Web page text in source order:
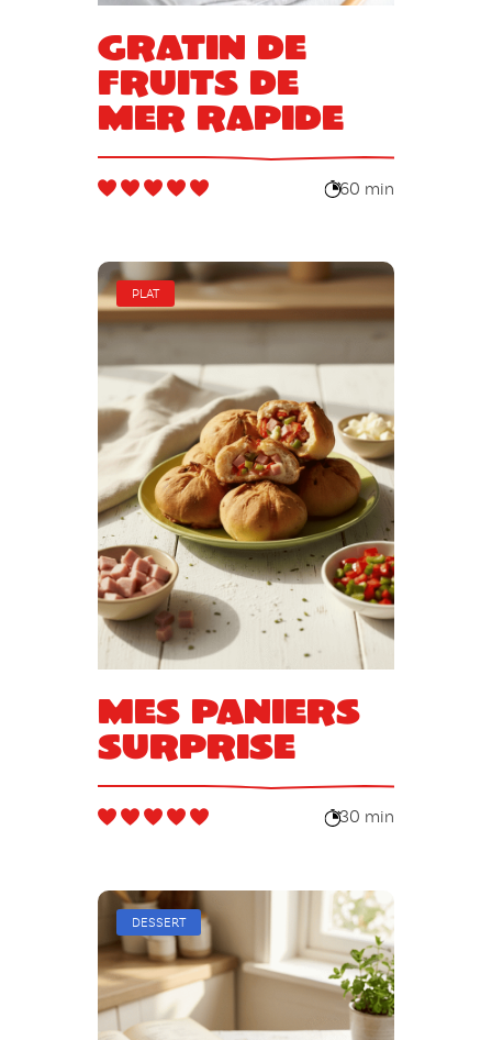
Gratin de
fruits de
mer rapide
60 min
PLAT
Mes paniers
surprise
30 min
DESSERT